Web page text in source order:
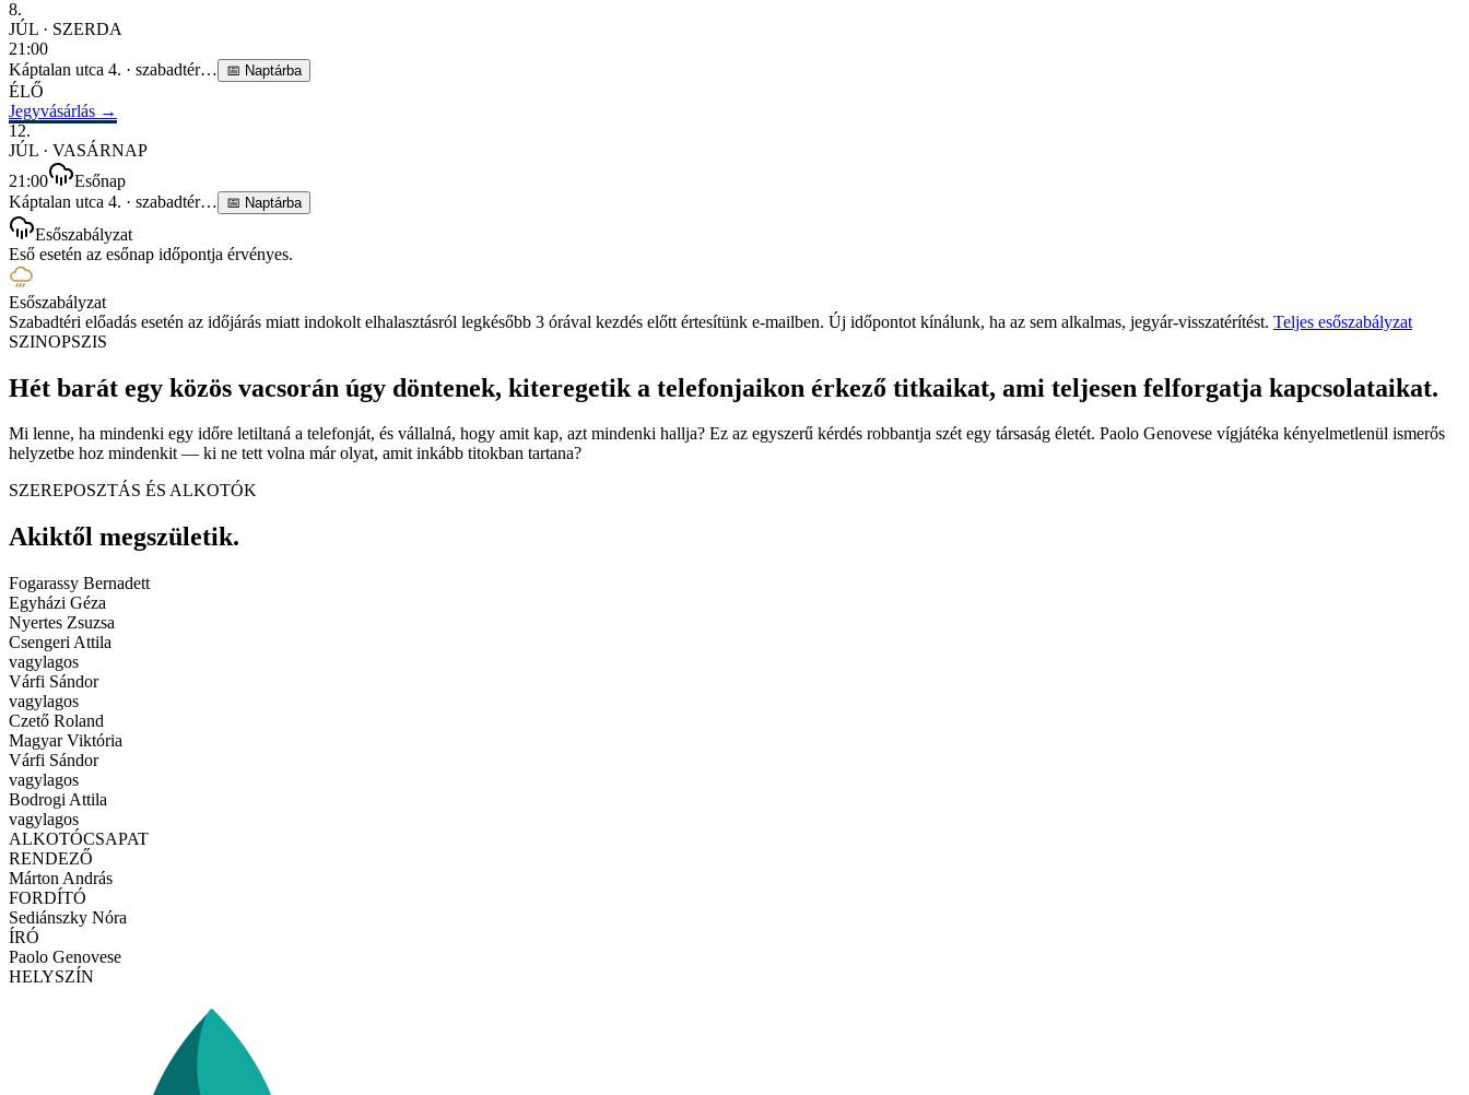
8.
JÚL · SZERDA
21:00
Káptalan utca 4. · szabadtér… 📅 Naptárba
ÉLŐ
Jegyvásárlás →
12.
JÚL · VASÁRNAP
21:00
Esőnap
Káptalan utca 4. · szabadtér… 📅 Naptárba
Esőszabályzat
Eső esetén az esőnap időpontja érvényes.
Esőszabályzat
Szabadtéri előadás esetén az időjárás miatt indokolt elhalasztásról legkésőbb 3 órával kezdés előtt értesítünk e-mailben. Új időpontot kínálunk, ha az sem alkalmas, jegyár-visszatérítést. Teljes esőszabályzat
SZINOPSZIS
Hét barát egy közös vacsorán úgy döntenek, kiteregetik a telefonjaikon érkező titkaikat, ami teljesen felforgatja kapcsolataikat.
Mi lenne, ha mindenki egy időre letiltaná a telefonját, és vállalná, hogy amit kap, azt mindenki hallja? Ez az egyszerű kérdés robbantja szét egy társaság életét. Paolo Genovese vígjátéka kényelmetlenül ismerős
helyzetbe hoz mindenkit — ki ne tett volna már olyat, amit inkább titokban tartana?
SZEREPOSZTÁS ÉS ALKOTÓK
Akiktől megszületik.
Fogarassy Bernadett
Egyházi Géza
Nyertes Zsuzsa
Csengeri Attila
vagylagos
Várfi Sándor
vagylagos
Czető Roland
Magyar Viktória
Várfi Sándor
vagylagos
Bodrogi Attila
vagylagos
ALKOTÓCSAPAT
RENDEZŐ
Márton András
FORDÍTÓ
Sediánszky Nóra
ÍRÓ
Paolo Genovese
HELYSZÍN